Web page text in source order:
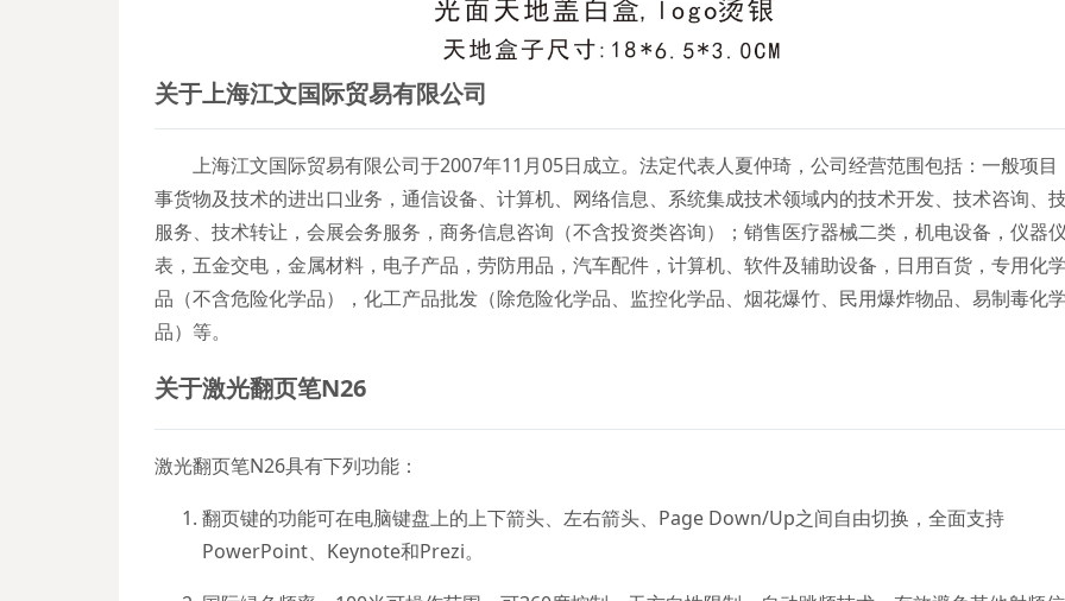
关于上海江文国际贸易有限公司
上海江文国际贸易有限公司于2007年11月05日成立。法定代表人夏仲琦，公司经营范围包括：一般项目
事货物及技术的进出口业务，通信设备、计算机、网络信息、系统集成技术领域内的技术开发、技术咨询、
服务、技术转让，会展会务服务，商务信息咨询（不含投资类咨询）；销售医疗器械二类，机电设备，仪器仪
表，五金交电，金属材料，电子产品，劳防用品，汽车配件，计算机、软件及辅助设备，日用百货，专用化
品（不含危险化学品），化工产品批发（除危险化学品、监控化学品、烟花爆竹、民用爆炸物品、易制毒化学
品）等。
关于激光翻页笔N26
激光翻页笔N26具有下列功能：
翻页键的功能可在电脑键盘上的上下箭头、左右箭头、Page Down/Up之间自由切换，全面支持
PowerPoint、Keynote和Prezi。